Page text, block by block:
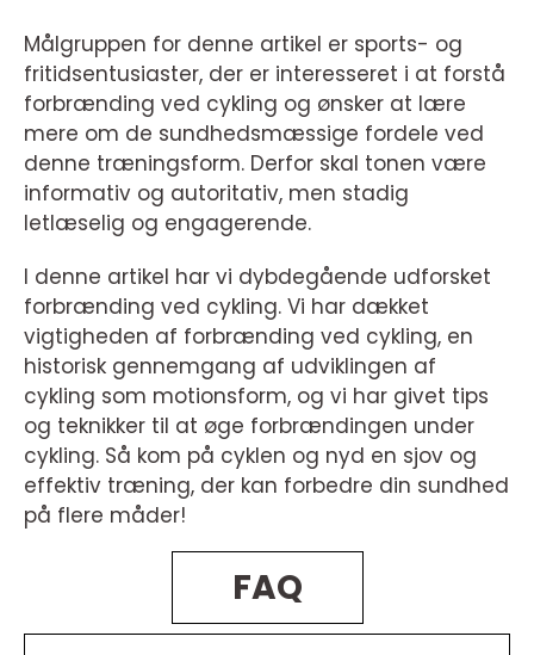
Målgruppen for denne artikel er sports- og
fritidsentusiaster, der er interesseret i at forstå
forbrænding ved cykling og ønsker at lære
mere om de sundhedsmæssige fordele ved
denne træningsform. Derfor skal tonen være
informativ og autoritativ, men stadig
letlæselig og engagerende.
I denne artikel har vi dybdegående udforsket
forbrænding ved cykling. Vi har dækket
vigtigheden af forbrænding ved cykling, en
historisk gennemgang af udviklingen af
cykling som motionsform, og vi har givet tips
og teknikker til at øge forbrændingen under
cykling. Så kom på cyklen og nyd en sjov og
effektiv træning, der kan forbedre din sundhed
på flere måder!
FAQ